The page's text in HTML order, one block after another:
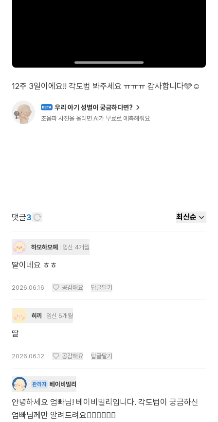
12주 3일이에요!! 각도법 봐주세요 ㅠㅠㅠ 감사합니다🩵☺️
BETA 우리 아기 성별이 궁금하다면?
초음파 사진을 올리면 AI가 무료로 예측해줘요
댓글3 최신순
하모하모예 임신 4개월
딸이네요 ㅎㅎ
2026.06.16 공감해요 답글달기
히끼 임신 5개월
딸
2026.06.12 공감해요 답글달기
관리자 베이비빌리
안녕하세요 엄빠님! 베이비빌리입니다. 각도법이 궁금하신
엄빠님께만 알려드려요🙋🏻‍♀️🙋🏻‍♂️